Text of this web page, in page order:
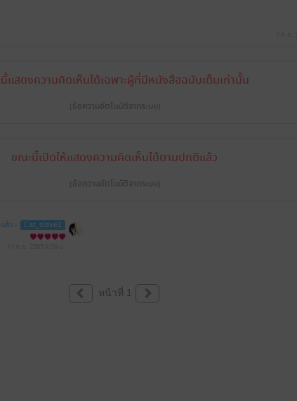
แสดงความคิดเห็นได้เฉพาะผู้ที่มีหนังสือฉบับเต็มเท่านั้น
(ข้อความอัตโนมัติจากระบบ)
ขณะนี้เปิดให้แสดงความคิดเห็นได้ตามปกติแล้ว
(ข้อความอัตโนมัติจากระบบ)
ล้ว - Cat_slave2
หน้าที่ 1